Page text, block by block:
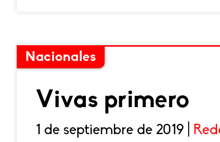
Nacionales
Vivas primero
1 de septiembre de 2019 |